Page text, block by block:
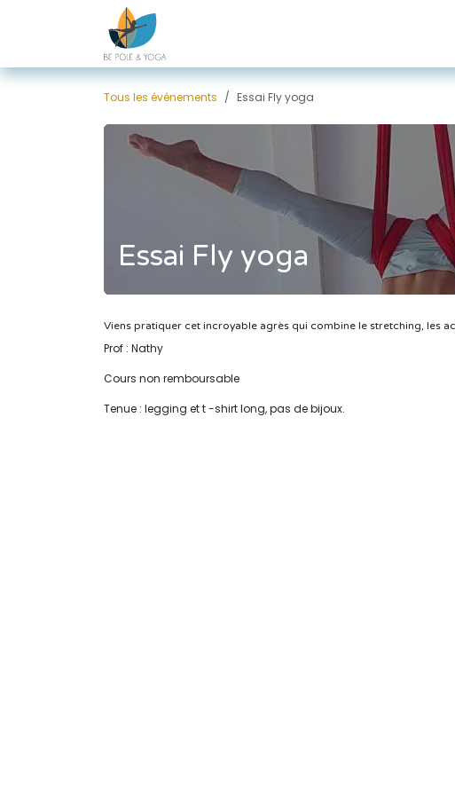
Tous les événements Essai Fly yoga
Essai Fly yoga
Viens pratiquer cet incroyable agrès qui combine le stretching, les
Prof : Nathy
Cours non remboursable
Tenue : legging et t -shirt long, pas de bijoux.